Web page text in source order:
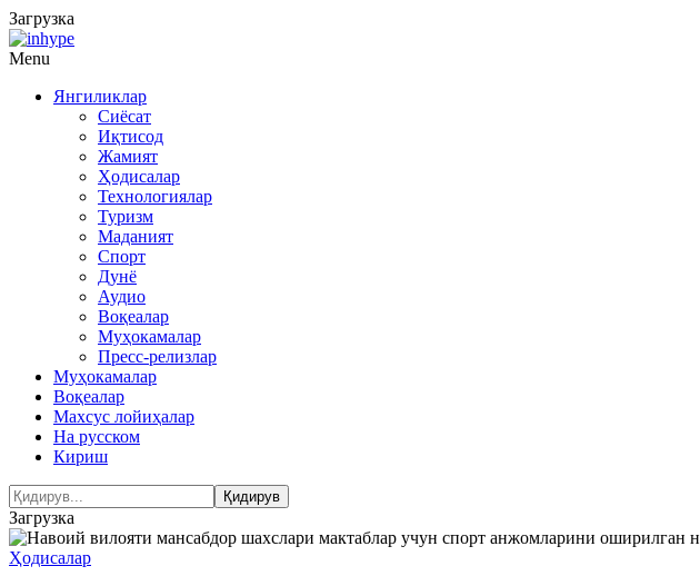
Загрузка
Menu
Янгиликлар
Сиёсат
Иқтисод
Жамият
Ҳодисалар
Технологиялар
Туризм
Маданият
Спорт
Дунё
Аудио
Воқеалар
Муҳокамалар
Пресс-релизлар
Муҳокамалар
Воқеалар
Махсус лойиҳалар
На русском
Кириш
Загрузка
Ҳодисалар